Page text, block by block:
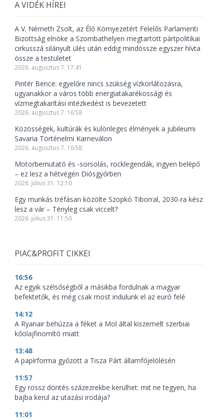
A VIDÉK HÍREI
A V. Németh Zsolt, az Élő Környezetért Felelős Parlamenti
Bizottság elnöke a Szombathelyen megtartott pártpolitikai
cirkusszá silányult ülés után eddig mindössze egyszer hívta
össze a testületet
2026. augusztus 7. 17:41
Pintér Bence: egyelőre nincs szükség vízkorlátozásra,
ugyanakkor a város több energiatakarékossági és
vízmegtakarítási intézkedést is bevezetett
2026. augusztus 7. 16:58
Közösségek, kultúrák és különleges élmények a jubileumi
Savaria Történelmi Karneválon
2026. augusztus 7. 16:58
Motorbemutató és -sorsolás, rocklegendák, ingyen belépő
– ez lesz a hétvégén Diósgyőrben
2026. július 31. 12:10
Egy munkás tréfásan közölte Szopkó Tiborral, 2030-ra kész
lesz a vár – Tényleg csak viccelt?
2026. július 31. 11:56
PIAC&PROFIT CIKKEI
16:56
Az egyik szélsőségből a másikba fordulnak a magyar
befektetők, és még csak most indulunk el az euró felé
14:12
A Ryanair behúzza a féket a Mol által kiszemelt szerbiai
kőolajfinomító miatt
13:48
A papírforma győzött a Tisza Párt államfőjelölésén
11:57
Egy rossz döntés százezrekbe kerülhet: mit ne tegyen, ha
bajba kerül az utazási irodája?
11:01